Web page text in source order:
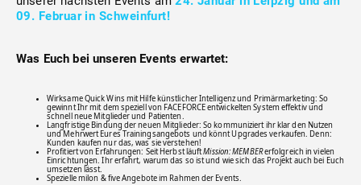
09. Februar in Schweinfurt!
Was Euch bei unseren Events erwartet:
Wirksame Quick Wins mit Hilfe künstlicher Intelligenz und Primärmarketing: So
gewinnt Ihr mit dem speziell von FACEFORCE entwickelten System effektiv und
schnell neue Mitglieder und Patienten.
Langfristige Bindung der neuen Mitglieder: So kommuniziert ihr klar den Nutzen
und Mehrwert Eures Trainingsangebots und könnt Upgrades verkaufen. Denn:
Kunden kaufen nur das, was sie verstehen!
Profitiert von Erfahrungen: Seit Herbst läuftMission: MEMBERerfolgreich in vielen
Einrichtungen. Ihr erfahrt, warum das so ist und wie sich das Projekt auch bei Euch
umsetzen lässt.
Spezielle milon & five Angebote im Rahmen der Events.